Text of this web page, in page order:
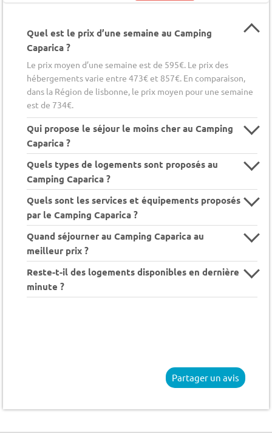
Quel est le prix d’une semaine au Camping
Caparica ?
Le prix moyen d’une semaine est de 595€. Le prix des
hébergements varie entre 473€ et 857€. En comparaison,
dans la Région de lisbonne, le prix moyen pour une semaine
est de 734€.
Qui propose le séjour le moins cher au Camping
Caparica ?
Quels types de logements sont proposés au
Camping Caparica ?
Quels sont les services et équipements proposés
par le Camping Caparica ?
Quand séjourner au Camping Caparica au
meilleur prix ?
Reste-t-il des logements disponibles en dernière
minute ?
Partager un avis